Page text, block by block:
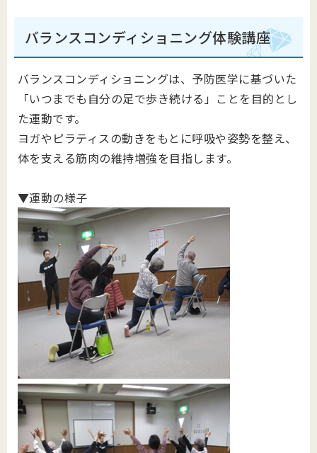
バランスコンディショニング体験講座
バランスコンディショニングは、予防医学に基づいた
「いつまでも自分の足で歩き続ける」ことを目的とし
た運動です。
ヨガやピラティスの動きをもとに呼吸や姿勢を整え、
体を支える筋肉の維持増強を目指します。
▼運動の様子